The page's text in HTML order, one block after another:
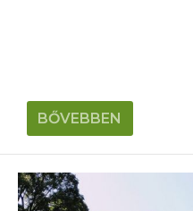
BŐVEBBEN